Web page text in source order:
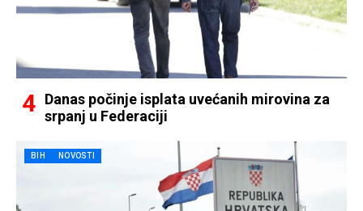
Danas počinje isplata uvećanih mirovina za
srpanj u Federaciji
BIH NOVOSTI